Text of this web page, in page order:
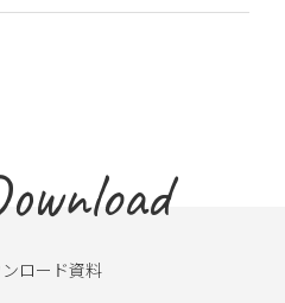
ロード資料